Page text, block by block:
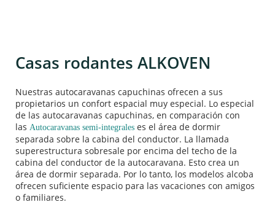
Casas rodantes ALKOVEN
Nuestras autocaravanas capuchinas ofrecen a sus
propietarios un confort espacial muy especial. Lo especial
de las autocaravanas capuchinas, en comparación con
las Autocaravanas semi-integrales es el área de dormir
separada sobre la cabina del conductor. La llamada
superestructura sobresale por encima del techo de la
cabina del conductor de la autocaravana. Esto crea un
área de dormir separada. Por lo tanto, los modelos alcoba
ofrecen suficiente espacio para las vacaciones con amigos
o familiares.